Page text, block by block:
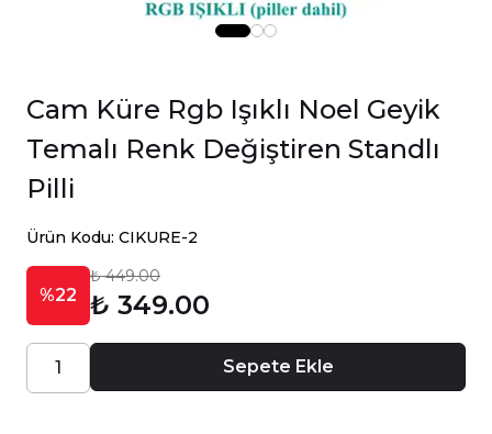
Cam Küre Rgb Işıklı Noel Geyik
Temalı Renk Değiştiren Standlı
Pilli
Ürün Kodu: CIKURE-2
%22
₺ 449.00
₺ 349.00
Sepete Ekle